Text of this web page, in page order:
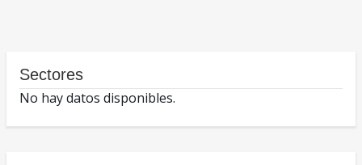
Sectores
No hay datos disponibles.